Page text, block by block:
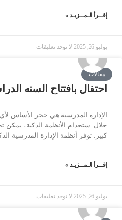
إقــرأ الـمــزيـد »
يوليو 26, 2025 لا توجد تعليقات
مقالات
احتفال بافتتاح السنه
الإدارة المدرسية هي حجر الأساس
خلال استخدام الأنظمة الذكية، يمكن
كبير. توفر أنظمة الإدارة المدرسية
إقــرأ الـمــزيـد »
يوليو 26, 2025 لا توجد تعليقات